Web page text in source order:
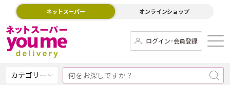
ネットスーパー オンラインショップ
ログイン･会員登録
カテゴリー